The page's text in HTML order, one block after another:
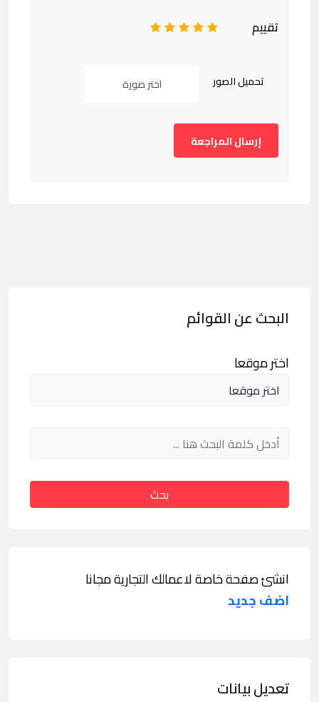
تقييم 5
4
3
2
تحميل الصور اختر صورة
البحث عن القوائم
اختر موقعا
بحث
انشئ صفحة خاصة لاعمالك التجارية مجانا
اضف جديد
تعديل بيانات